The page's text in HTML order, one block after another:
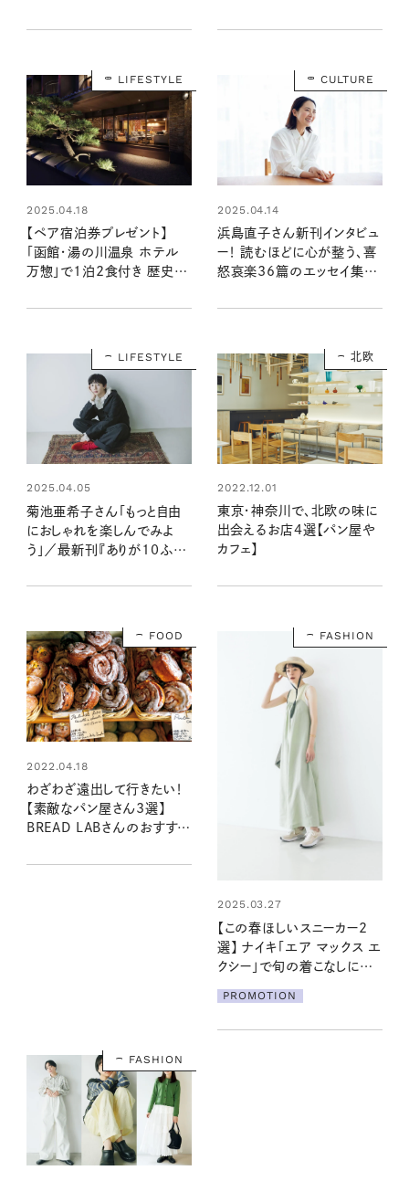
グが付録に（4/18発売リン
ペットボトルホルダー（4/18
LIFESTYLE
2025.04.18
【ペア宿泊券プレゼント】
「函館・湯の川温泉 ホテル
万惣」で1泊2食付き 歴史あ
能できる宿泊体験を1組2名
CULTURE
2025.04.14
浜島直子さん新刊インタビュ
ー！ 読むほどに心が整う、喜
怒哀楽36篇のエッセイ集
LIFESTYLE
2025.04.05
菊池亜希子さん「もっと自由
におしゃれを楽しんでみよ
う」／最新刊『ありが10ふく、
北欧
2022.12.01
東京・神奈川で、北欧の味に
出会えるお店4選【パン屋や
カフェ】
FOOD
2022.04.18
わざわざ遠出して行きたい！
【素敵なパン屋さん3選】
BREAD LABさんのおすすめ
FASHION
2025.03.27
【この春ほしいスニーカー2
選】 ナイキ「エア マックス エ
クシー」で旬の着こなしにア
PROMOTION
FASHION